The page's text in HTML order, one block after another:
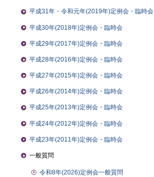
平成31年・令和元年(2019年)定例会・臨時会
平成30年(2018年)定例会・臨時会
平成29年(2017年)定例会・臨時会
平成28年(2016年)定例会・臨時会
平成27年(2015年)定例会・臨時会
平成26年(2014年)定例会・臨時会
平成25年(2013年)定例会・臨時会
平成24年(2012年)定例会・臨時会
平成23年(2011年)定例会・臨時会
一般質問
令和8年(2026)定例会一般質問